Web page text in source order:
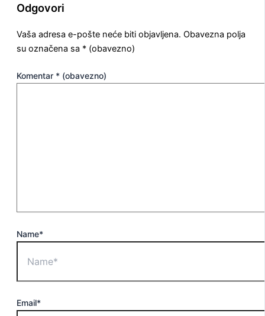
Odgovori
Vaša adresa e-pošte neće biti objavljena. Obavezna polja
su označena sa * (obavezno)
Komentar * (obavezno)
Name*
Email*